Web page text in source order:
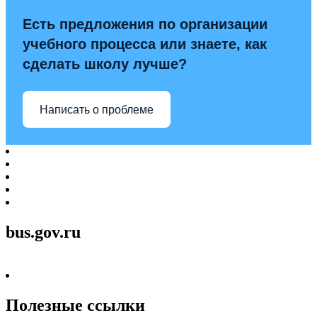
Есть предложения по организации
учебного процесса или знаете, как
сделать школу лучше?
Написать о проблеме
bus.gov.ru
Полезные ссылки